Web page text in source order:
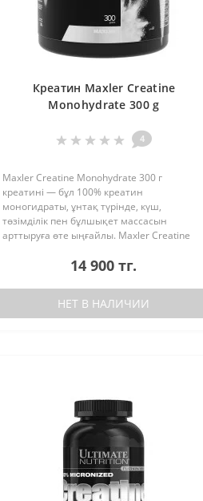
Креатин Maxler Creatine
Monohydrate 300 g
4
Maxler Creatine Monohydrate 300 г
креатині — бұл 100% креатин
моногидраты, ұнтақ түрінде, күш,
төзімділік пен бұлшықет массасын
арттыруға өте ыңғайлы. Maxler Creatine
мен төзімділікті арттыру үшін
14 900 тг.
НЕТ В НАЛИЧИИ